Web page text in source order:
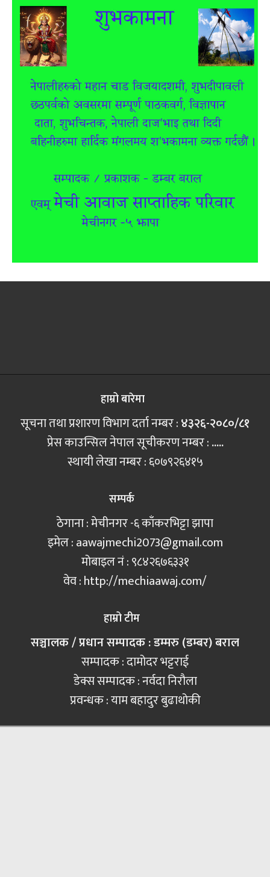
हाम्रो बारेमा
सूचना तथा प्रशारण विभाग दर्ता नम्बर :४३२६-२०८०/८१
प्रेस काउन्सिल नेपाल सूचीकरण नम्बर :.....
स्थायी लेखा नम्बर : ६०७९२६४१५
सम्पर्क
ठेगाना : मेचीनगर -६ काँकरभिट्टा झापा
इमेल :aawajmechi2073@gmail.com
मोबाइल नं‍ : ९८४२६७६३३१
वेव : http://mechiaawaj.com/
हाम्रो टीम
सञ्चालक / प्रधान सम्पादक : डम्मरु (डम्बर) बराल
सम्पादक : दामोदर भट्टराई
डेक्स सम्पादक : नर्वदा निरौला
प्रवन्धक : याम बहादुर बुढाथोकी